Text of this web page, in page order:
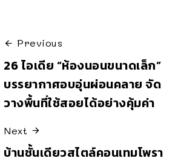
Previous
26 ไอเดีย “ห้องนอนขนาดเล็ก”
บรรยากาศอบอุ่นผ่อนคลาย จัด
วางพื้นที่ใช้สอยได้อย่างคุ้มค่า
Next
บ้านชั้นเดียวสไตล์คอนเทมโพรา